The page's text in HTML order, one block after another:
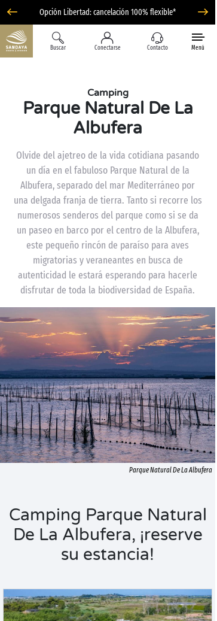
Opción Libertad: cancelación 100% flexible*
Buscar Conectarse Contacto Menú
Camping
Parque Natural De La
Albufera
Olvide del ajetreo de la vida cotidiana pasando
un día en el fabuloso Parque Natural de la
Albufera, separado del mar Mediterráneo por
una delgada franja de tierra. Tanto si recorre los
numerosos senderos del parque como si se da
un paseo en barco por el centro de la Albufera,
este pequeño rincón de paraíso para aves
migratorias y veraneantes en busca de
autenticidad le estará esperando para hacerle
disfrutar de toda la biodiversidad de España.
Parque Natural De La Albufera
Camping Parque Natural
De La Albufera, ¡reserve
su estancia!